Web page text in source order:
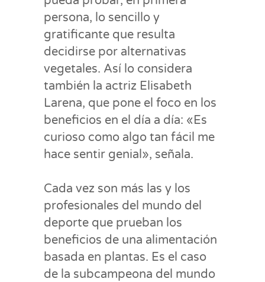
persona, lo sencillo y
gratificante que resulta
decidirse por alternativas
vegetales. Así lo considera
también la actriz Elisabeth
Larena, que pone el foco en los
beneficios en el día a día: «Es
curioso como algo tan fácil me
hace sentir genial», señala.
Cada vez son más las y los
profesionales del mundo del
deporte que prueban los
beneficios de una alimentación
basada en plantas. Es el caso
de la subcampeona del mundo